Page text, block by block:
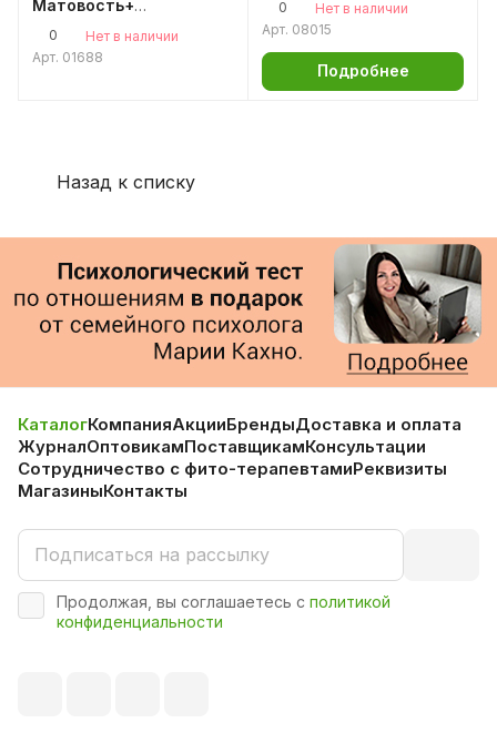
Матовость+
обновление. 75мл
0
Нет в наличии
Арт. 01688
0
Нет в наличии
Арт. 08015
Подробнее
Назад к списку
КаталогКомпанияАкцииБрендыДоставка и оплата
ЖурналОптовикамПоставщикамКонсультации
Сотрудничество с фито-терапевтамиРеквизиты
МагазиныКонтакты
Продолжая, вы соглашаетесь с политикой
конфиденциальности